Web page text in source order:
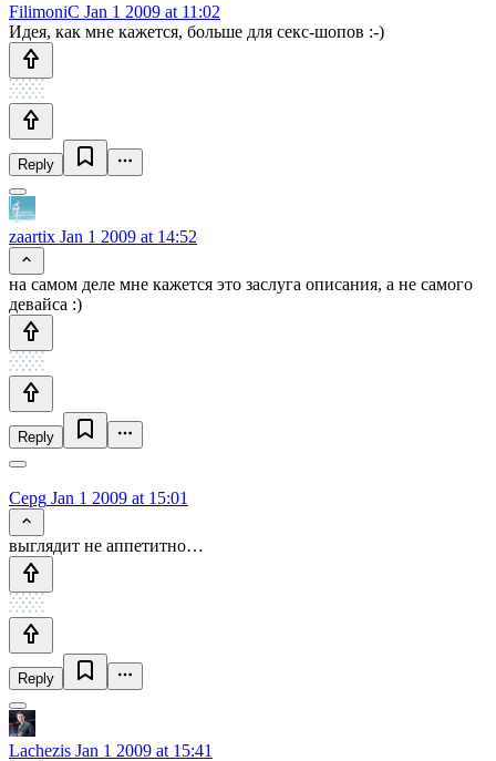
FilimoniC Jan 1 2009 at 11:02
Идея, как мне кажется, больше для секс-шопов :-)
Reply
zaartix Jan 1 2009 at 14:52
на самом деле мне кажется это заслуга описания, а не самого
девайса :)
Reply
Cepg Jan 1 2009 at 15:01
выглядит не аппетитно…
Reply
Lachezis Jan 1 2009 at 15:41